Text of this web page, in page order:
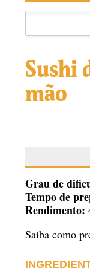
Sushi
mão
Grau de
Tempo de
Rendimento:
Saiba como